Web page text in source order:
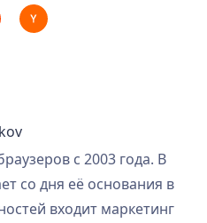
с 2003 года. В
со дня её основания в
входит маркетинг